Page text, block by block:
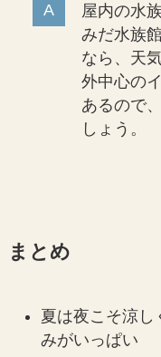
屋内の水
みだ水族
なら、天
外中心の
あるので
しょう。
まとめ
夏は夜こそ涼し
みがいっぱい